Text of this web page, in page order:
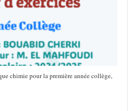
chimie pour la première année collège,